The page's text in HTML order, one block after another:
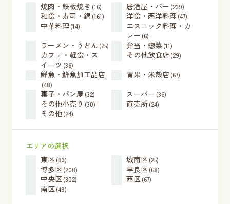
焼肉・鉄板焼き (16) 居酒屋・バー (239)
和食・寿司・鍋 (161) 洋食・西洋料理 (47)
中華料理 (14)
エスニック料理・カ
レー (6)
ラーメン・うどん (25) 弁当・惣菜(11)
カフェ・軽食・ス
イーツ (36)
その他飲食店(29)
鮮魚・鮮魚加工品店
(48)
青果・米殻店(67)
菓子・パン屋 (32) スーパー (36)
その他小売り (30) 直売所(24)
その他(24)
エリアの選択
東区(83) 城南区(25)
博多区(208) 早良区(68)
中央区(302) 西区(67)
南区(49)